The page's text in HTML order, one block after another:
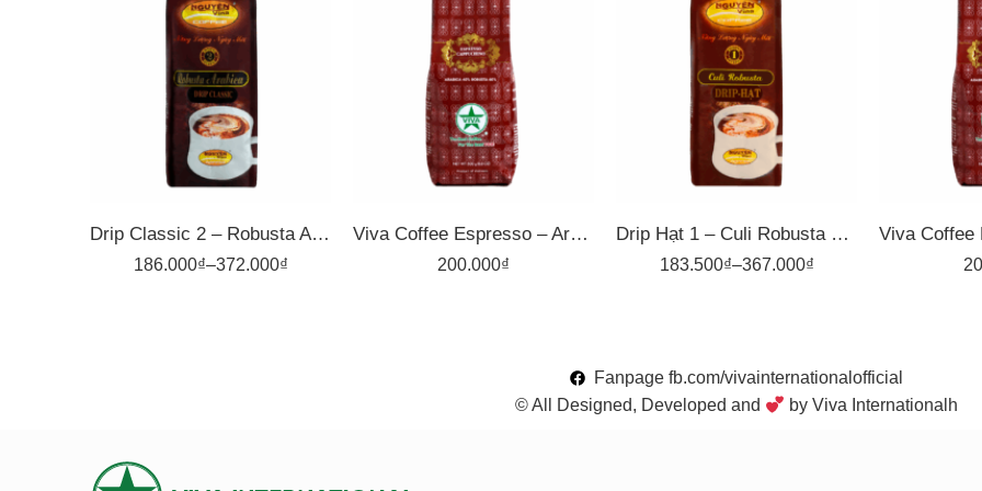
Drip Classic 2 – Robusta Arabica – Cà Phê Pha Phin Nguyên Vina
186.000₫–372.000₫
1kg
500gr
Viva Coffee Espresso – Arabica 40%, Robusta 60% – Cà Phê Pha Máy – Túi 500g
200.000₫
1kg
500gr
Drip Hạt 1 – Culi Robusta – Cà Phê Pha Phin Nguyên Vina
183.500₫–367.000₫
1kg
500gr
1kg
500gr
Fanpage fb.com/vivainternationalofficial
© All Designed, Developed and
by Viva Internationalh